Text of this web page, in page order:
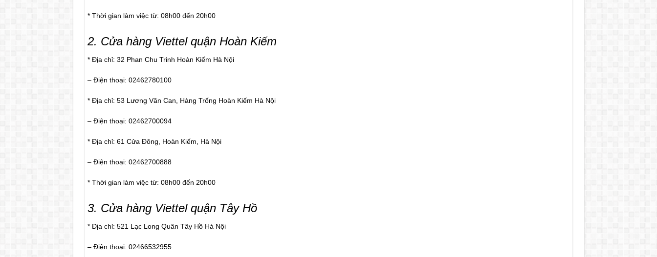
* Thời gian làm việc từ: 08h00 đến 20h00
2. Cửa hàng Viettel quận Hoàn Kiếm
* Địa chỉ: 32 Phan Chu Trinh Hoàn Kiếm Hà Nội
– Điện thoại: 02462780100
* Địa chỉ: 53 Lương Văn Can, Hàng Trống Hoàn Kiếm Hà Nội
– Điện thoại: 02462700094
* Địa chỉ: 61 Cửa Đông, Hoàn Kiếm, Hà Nội
– Điện thoại: 02462700888
* Thời gian làm việc từ: 08h00 đến 20h00
3. Cửa hàng Viettel quận Tây Hồ
* Địa chỉ: 521 Lạc Long Quân Tây Hồ Hà Nội
– Điện thoại: 02466532955